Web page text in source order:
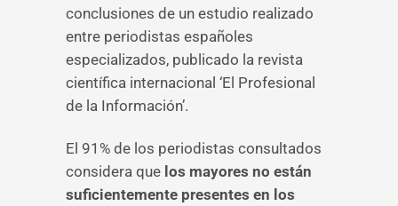
conclusiones de un estudio realizado
entre periodistas españoles
especializados, publicado la revista
científica internacional ‘El Profesional
de la Información’.
El 91% de los periodistas consultados
considera que los mayores no están
suficientemente presentes en los